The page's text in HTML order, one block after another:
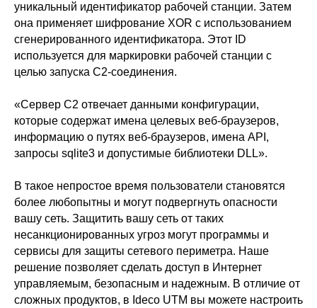
уникальный идентификатор рабочей станции. Затем
она применяет шифрование XOR с использованием
сгенерированного идентификатора. Этот ID
используется для маркировки рабочей станции с
целью запуска C2-соединения.
«Сервер C2 отвечает данными конфигурации,
которые содержат имена целевых веб-браузеров,
информацию о путях веб-браузеров, имена API,
запросы sqlite3 и допустимые библиотеки DLL».
В такое непростое время пользователи становятся
более любопытны и могут подвергнуть опасности
вашу сеть. Защитить вашу сеть от таких
несанкционированных угроз могут программы и
сервисы для защиты сетевого периметра. Наше
решение позволяет сделать доступ в Интернет
управляемым, безопасным и надежным. В отличие от
сложных продуктов, в Ideco UTM вы можете настроить
© ideco 2005-2026 · Все права защищены
Условия использования
Политика обработки персональных данных
Продление лицензий
О компании
Признание и аналитика
Карьера в Ideco
Инвесторам
Календари
Информационная
безопасность в решениях
Ideco
Дорожная карта
ВКонтакте
Youtube
Rutube
Файрвольная
Создаем вместе
Ideco NGFW